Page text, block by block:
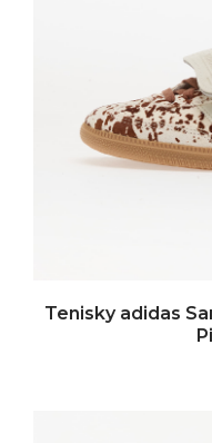
Tenisky adidas